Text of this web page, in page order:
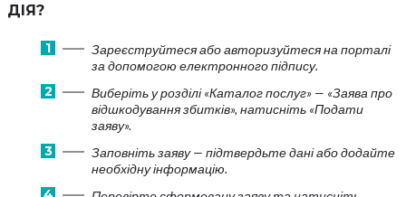
ДІЯ?
Зареєструйтеся або авторизуйтеся на порталі
за допомогою електронного підпису.
Виберіть у розділі «Каталог послуг» — «Заява про
відшкодування збитків», натисніть «Подати
заяву».
Заповніть заяву — підтвердьте дані або додайте
необхідну інформацію.